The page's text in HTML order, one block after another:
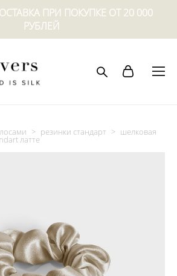
ПРИ ПОКУПКЕ ОТ 20 000
РУБЛЕЙ
> резинки стандарт > шелковая
латте